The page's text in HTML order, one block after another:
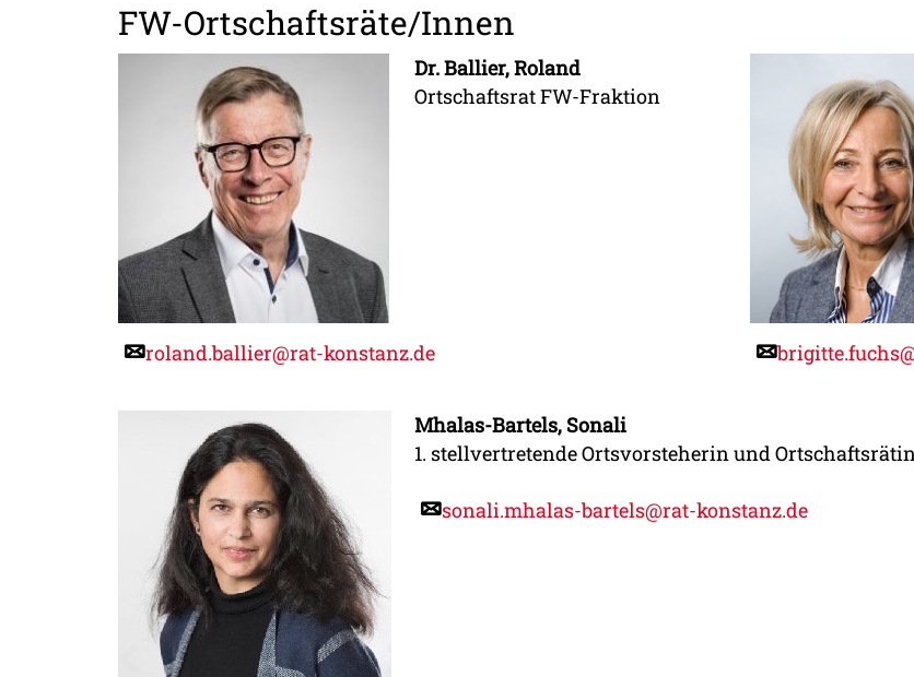
FW-Ortschaftsräte/Innen
Dr. Ballier, Roland
Ortschaftsrat FW-Fraktion
roland.ballier@rat-konstanz.de
Mhalas-Bartels, Sonali
1. stellvertretende Ortsvorsteherin und
sonali.mhalas-bartels@rat-konstanz.de